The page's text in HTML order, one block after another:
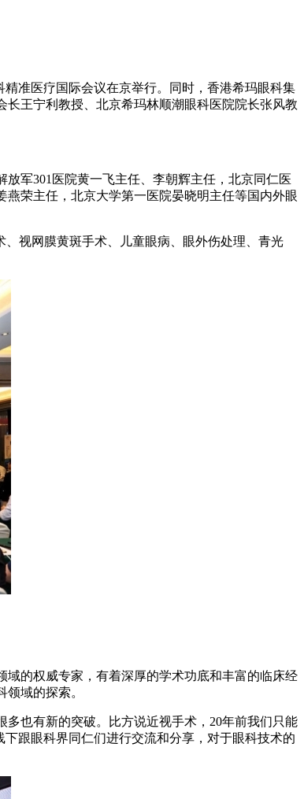
准医疗国际会议在京举行。同时，香港希玛眼科集
王宁利教授、北京希玛林顺潮眼科医院院长张风教
军301医院黄一飞主任、李朝辉主任，北京同仁医
荣主任，北京大学第一医院晏晓明主任等国内外眼
视网膜黄斑手术、儿童眼病、眼外伤处理、青光
的权威专家，有着深厚的学术功底和丰富的临床经
域的探索。
也有新的突破。比方说近视手术，20年前我们只能
跟眼科界同仁们进行交流和分享，对于眼科技术的